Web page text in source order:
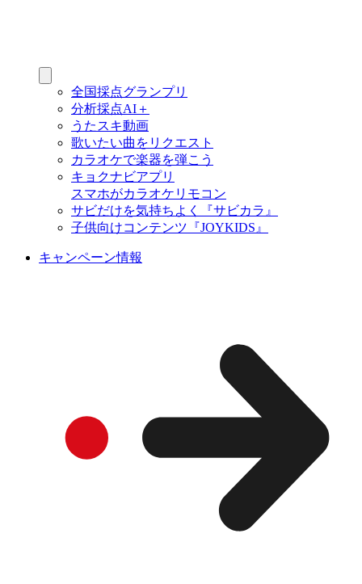
全国採点グランプリ
分析採点AI＋
うたスキ動画
歌いたい曲をリクエスト
カラオケで楽器を弾こう
キョクナビアプリ
スマホがカラオケリモコン
サビだけを気持ちよく『サビカラ』
子供向けコンテンツ『JOYKIDS』
キャンペーン情報